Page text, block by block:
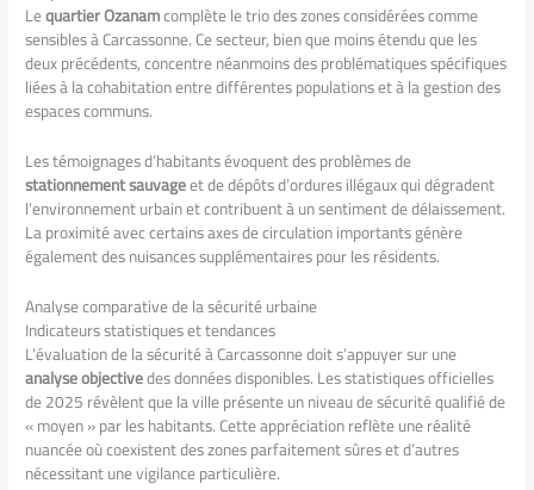
Lequartier Ozanamcomplète le trio des zones considérées comme
sensibles à Carcassonne. Ce secteur, bien que moins étendu que les
deux précédents, concentre néanmoins des problématiques spécifiques
liées à la cohabitation entre différentes populations et à la gestion des
espaces communs.
Les témoignages d’habitants évoquent des problèmes de
stationnement sauvageet de dépôts d’ordures illégaux qui dégradent
l’environnement urbain et contribuent à un sentiment de délaissement.
La proximité avec certains axes de circulation importants génère
également des nuisances supplémentaires pour les résidents.
Analyse comparative de la sécurité urbaine
Indicateurs statistiques et tendances
L’évaluation de la sécurité à Carcassonne doit s’appuyer sur une
analyse objectivedes données disponibles. Les statistiques officielles
de 2025 révèlent que la ville présente un niveau de sécurité qualifié de
« moyen » par les habitants. Cette appréciation reflète une réalité
nuancée où coexistent des zones parfaitement sûres et d’autres
nécessitant une vigilance particulière.